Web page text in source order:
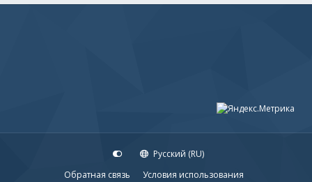
Русский (RU)
Обратная связь
Условия использования